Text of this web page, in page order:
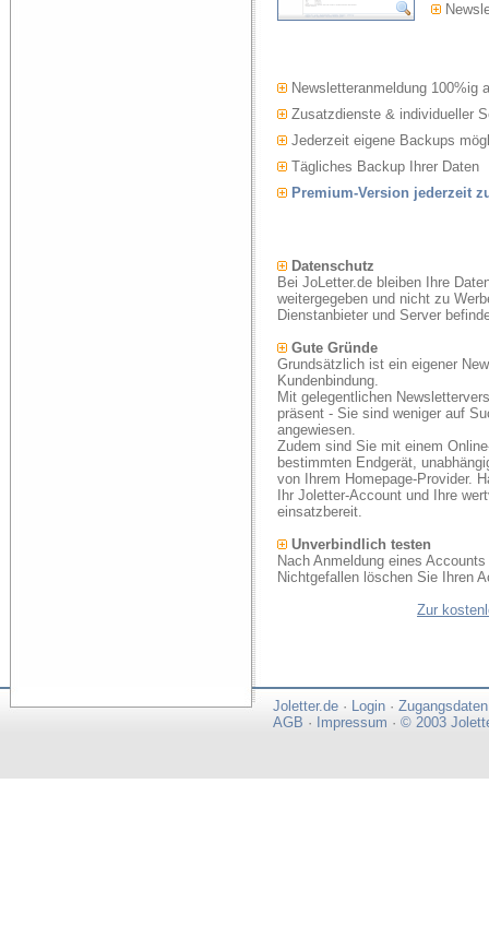
Newsletteranmeldung 100%ig
Zusatzdienste & individueller
Jederzeit eigene Backups
Tägliches Backup Ihrer Daten
Premium-Version jederzeit
Datenschutz
Bei JoLetter.de bleiben Ihre
weitergegeben und nicht zu
Dienstanbieter und Server
Gute Gründe
Grundsätzlich ist ein eigener
Kundenbindung.
Mit gelegentlichen
präsent - Sie sind weniger auf
angewiesen.
Zudem sind Sie mit einem
bestimmten Endgerät,
von Ihrem Homepage-Provider.
Ihr Joletter-Account und Ihre
einsatzbereit.
Unverbindlich testen
Nach Anmeldung eines
Nichtgefallen löschen Sie Ihren
Zur
Joletter.de · Login · Zugangsdaten
AGB · Impressum · © 2003